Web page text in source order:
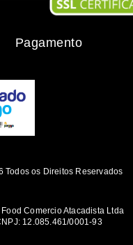
Pagamento
Todos os Direitos Reservados
Food Comercio Atacadista Ltda
12.085.461/0001-93